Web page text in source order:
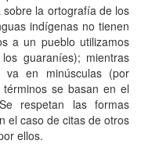
la ortografía de los
indígenas no tienen
a un pueblo utilizamos
guaraníes); mientras
va en minúsculas (por
se basan en el
respetan las formas
el caso de citas de otros
ellos.